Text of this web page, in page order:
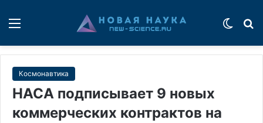
Космонавтика
НАСА подписывает 9 новых
коммерческих контрактов на